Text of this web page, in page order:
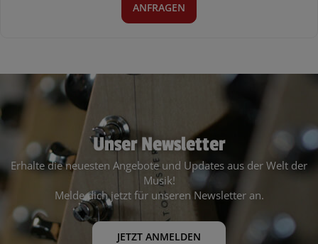
ANFRAGEN
Unser Newsletter
Erhalte die neuesten Angebote und Updates aus der Welt der
Musik!
Melde dich jetzt für unseren Newsletter an.
JETZT ANMELDEN